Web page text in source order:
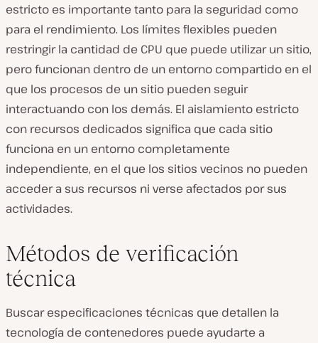
estricto es importante tanto para la seguridad como
para el rendimiento. Los límites flexibles pueden
restringir la cantidad de CPU que puede utilizar un sitio,
pero funcionan dentro de un entorno compartido en el
que los procesos de un sitio pueden seguir
interactuando con los demás. El aislamiento estricto
con recursos dedicados significa que cada sitio
funciona en un entorno completamente
independiente, en el que los sitios vecinos no pueden
acceder a sus recursos ni verse afectados por sus
actividades.
Métodos de verificación
técnica
Buscar especificaciones técnicas que detallen la
tecnología de contenedores puede ayudarte a